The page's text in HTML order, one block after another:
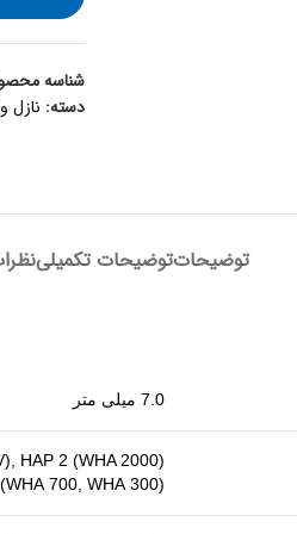
شناسه
دسته: نازل
توضیحاتتوضیحات تکمیلی
7.0 میلی متر
HAP 2 (WHA 2000),
700, WHA 300)